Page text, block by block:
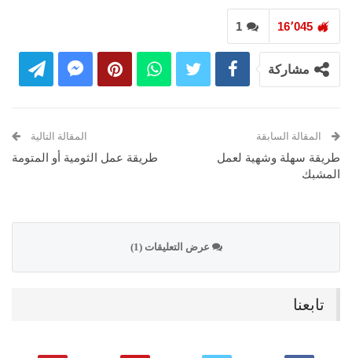
1 16٬045
مشاركة
المقالة السابقة
طريقة سهلة وشهية لعمل
المشبك
المقالة التالية
طريقة عمل الثومية أو المتومة
عرض التعليقات (1)
تابعنا